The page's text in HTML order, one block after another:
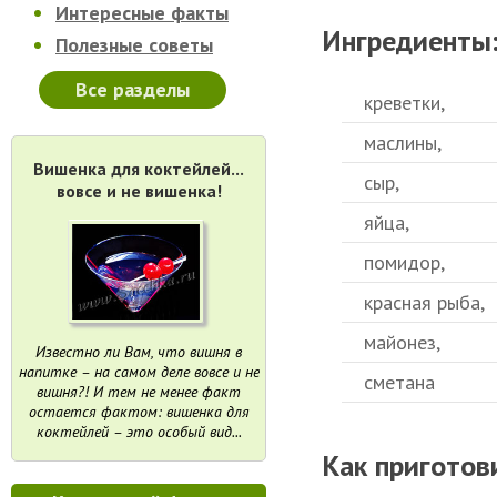
Интересные факты
Полезные советы
Все разделы
Вишенка для коктейлей...
вовсе и не вишенка!
Известно ли Вам, что вишня в
напитке – на самом деле вовсе и не
вишня?! И тем не менее факт
остается фактом: вишенка для
коктейлей – это особый вид...
Ингредиенты:
креветки,
маслины,
сыр,
яйца,
помидор,
красная рыба,
майонез,
сметана
Как